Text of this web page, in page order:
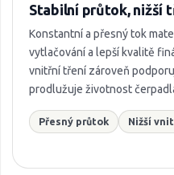
Stabilní průtok, nižší
Konstantní a přesný tok
vytlačování a lepší kvalitě
vnitřní tření zároveň
prodlužuje životnost
Přesný průtok Nižší